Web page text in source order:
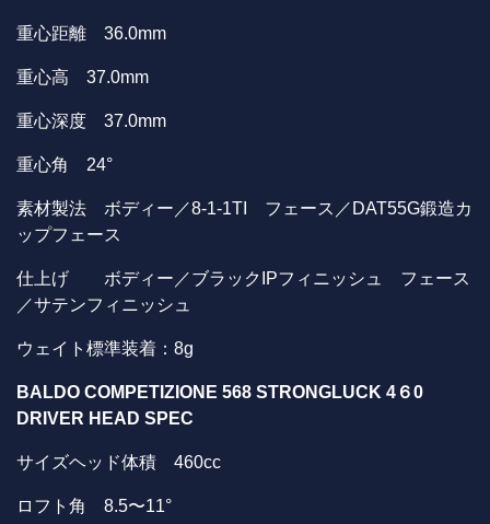
重心距離 36.0mm
重心高 37.0mm
重心深度 37.0mm
重心角 24°
素材製法 ボディー／8-1-1TI フェース／DAT55G鍛造カ
ップフェース
仕上げ ボディー／ブラックIPフィニッシュ フェース
／サテンフィニッシュ
ウェイト標準装着：8g
BALDO COMPETIZIONE 568 STRONGLUCK 4 ６0
DRIVER HEAD SPEC
サイズヘッド体積 460cc
ロフト角 8.5〜11°